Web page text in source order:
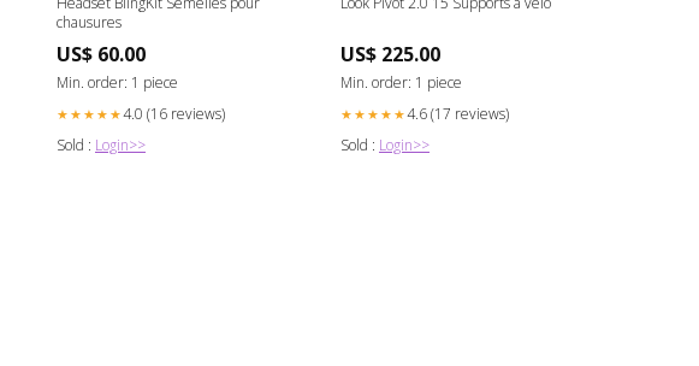
chausures
US$ 60.00
Min. order: 1 piece
★★★★★4.0 (16 reviews)
Sold : Login>>
US$ 225.00
Min. order: 1 piece
★★★★★4.6 (17 reviews)
Sold : Login>>